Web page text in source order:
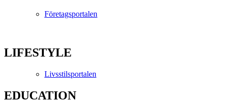
Företagsportalen
LIFESTYLE
Livsstilsportalen
EDUCATION